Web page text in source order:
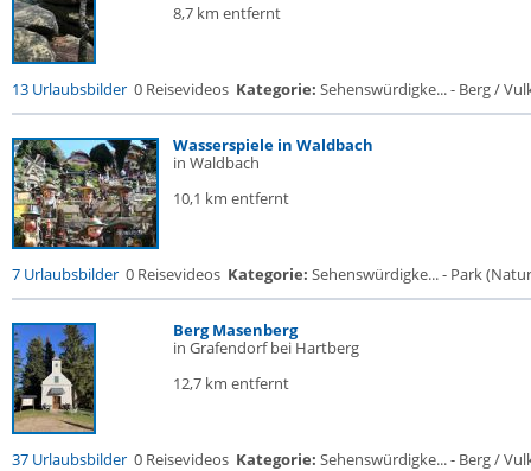
8,7 km entfernt
13 Urlaubsbilder 0 Reisevideos Kategorie: Sehenswürdigke... - Berg /
Wasserspiele in Waldbach
in Waldbach
10,1 km entfernt
7 Urlaubsbilder 0 Reisevideos Kategorie: Sehenswürdigke... - Park
Berg Masenberg
in Grafendorf bei Hartberg
12,7 km entfernt
37 Urlaubsbilder 0 Reisevideos Kategorie: Sehenswürdigke... - Berg /